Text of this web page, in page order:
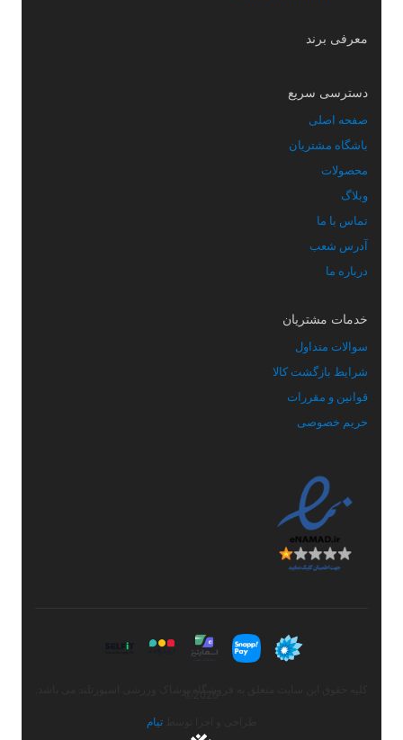
معرفی برند
دسترسی سریع
صفحه اصلی
باشگاه مشتریان
محصولات
وبلاگ
تماس با ما
آدرس شعب
درباره ما
خدمات مشتریان
سوالات متداول
شرایط بازگشت کالا
قوانین و مقررات
حریم خصوصی
طراحی و اجرا توسطتیام